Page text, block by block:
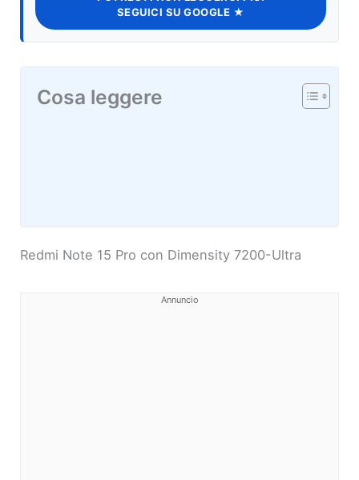
SEGUICI SU GOOGLE ★
Cosa leggere
Redmi Note 15 Pro con Dimensity 7200-Ultra
Annuncio